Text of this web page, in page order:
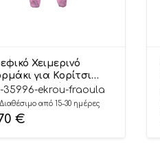
Χειμερινό
για Κορίτσι
Εκρού-
Μακρύ
Χοντρή Πλέξη
35996-ekrou-fraoula
Διαθέσιμο από 15-30 ημέρες
€